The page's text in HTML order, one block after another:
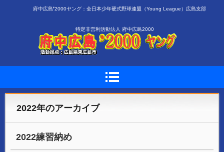
府中広島❜2000ヤング：全日本少年硬式野球連盟（Young League）広島支部
特定非営利活動法人 府中広島2000
2022年のアーカイブ
2022練習納め